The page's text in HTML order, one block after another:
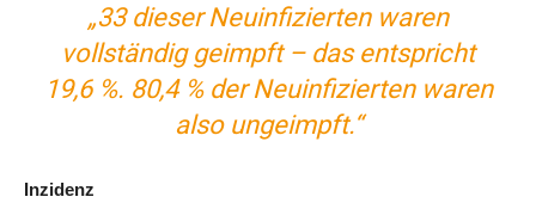
„33 dieser Neuinfizierten waren
vollständig geimpft – das entspricht
19,6 %. 80,4 % der Neuinfizierten waren
also ungeimpft.“
Inzidenz